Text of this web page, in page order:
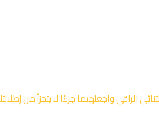
الراقي واجعلهيما جزءًا لا يتجزأ من